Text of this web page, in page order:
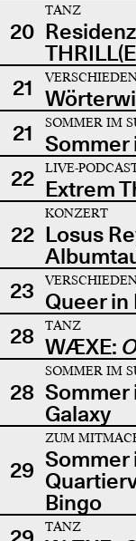
20
TANZ
21
21
SOMMER IM
Sommer
22
LIVE-
Extrem
22
KONZERT
Losus
23 Queer in
28
TANZ
WÆXE:
28
SOMMER IM
Sommer
Galaxy
29
ZUM
Sommer
Bingo
TANZ